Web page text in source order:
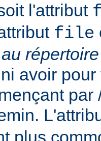
l'attribut
file
avoir
par
plus